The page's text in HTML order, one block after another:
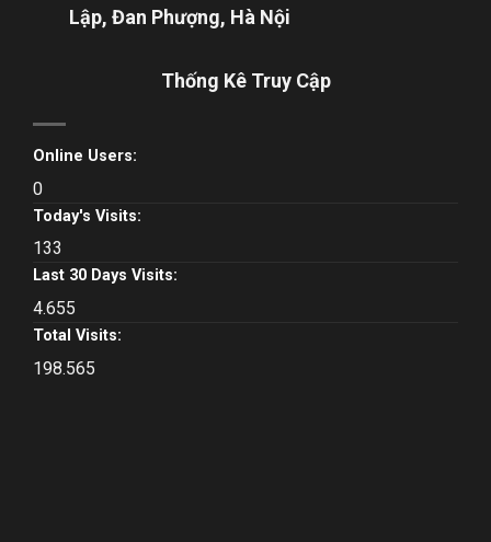
Lập, Đan Phượng, Hà Nội
Thống Kê Truy Cập
Online Users:
0
Today's Visits:
133
Last 30 Days Visits:
4.655
Total Visits:
198.565